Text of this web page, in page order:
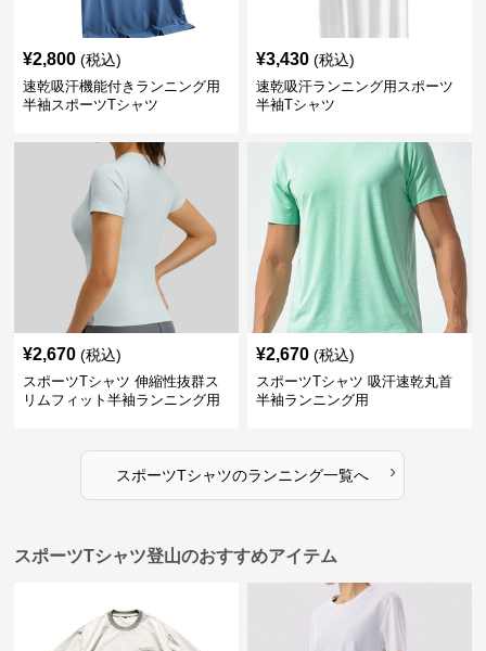
¥2,800 (税込)
速乾吸汗機能付きランニング用
半袖スポーツTシャツ
¥3,430 (税込)
速乾吸汗ランニング用スポーツ
半袖Tシャツ
¥2,670 (税込)
スポーツTシャツ 伸縮性抜群ス
リムフィット半袖ランニング用
¥2,670 (税込)
スポーツTシャツ 吸汗速乾丸首
半袖ランニング用
スポーツTシャツのランニング一覧へ ›
スポーツTシャツ登山のおすすめアイテム